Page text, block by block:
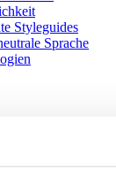
Styleguides
Sprache